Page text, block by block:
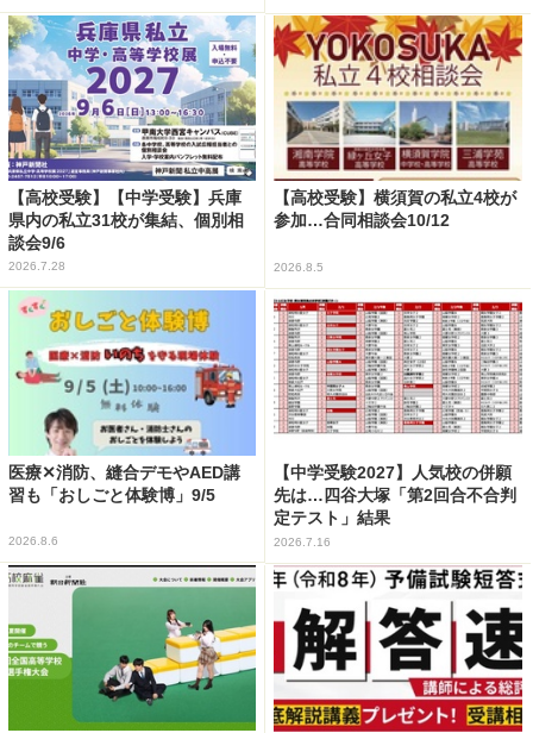
【高校受験】【中学受験】兵庫
県内の私立31校が集結、個別相
談会9/6
2026.7.28
【高校受験】横須賀の私立4校が
参加…合同相談会10/12
2026.8.5
医療✕消防、縫合デモやAED講
習も「おしごと体験博」9/5
2026.8.6
【中学受験2027】人気校の併願
先は…四谷大塚「第2回合不合判
定テスト」結果
2026.7.16